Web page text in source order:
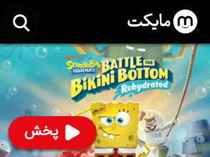
پخش
استریم باب اسفنجی - علی بوشهری ساخت 1401
علی بوشهری
ساخت ایران سال 1401
رده سنی ۱۳+